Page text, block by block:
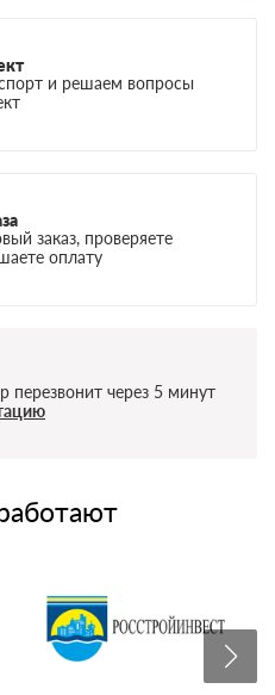
и решаем вопросы
заказ, проверяете
оплату
перезвонит через 5 минут